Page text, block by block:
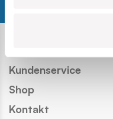
Kundenservice
Shop
Kontakt